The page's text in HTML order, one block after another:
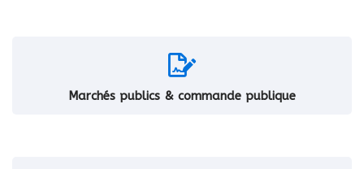
Marchés publics & commande publique